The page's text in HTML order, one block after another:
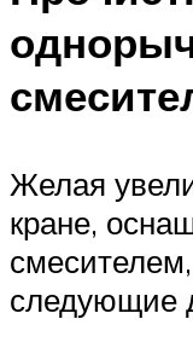
Желая
кране,
следующие